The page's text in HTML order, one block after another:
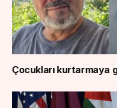
Çocukları kurtarmaya